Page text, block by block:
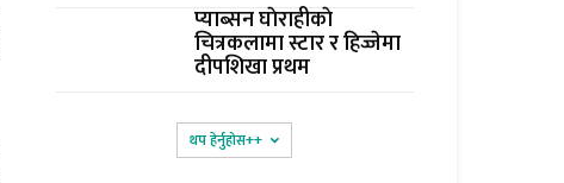
प्याब्सन घाेराहीकाे
चित्रकलामा स्टार र हिज्जेमा
दीपशिखा प्रथम
थप हेर्नुहोस‌++